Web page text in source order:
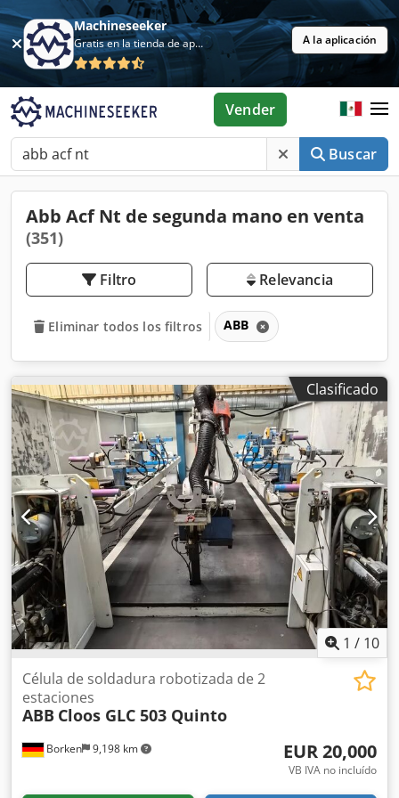
Machineseeker
Gratis en la tienda de aplicaciones A la aplicación
Buscar
Vender
Abb Acf Nt de segunda mano en venta
(351)
Filtro Relevancia
Eliminar todos los filtros ABB
Clasificado
1 / 10
Borken 9,198 km
Célula de soldadura robotizada de 2
estaciones
ABB Cloos GLC 503 Quinto
EUR 20,000
VB IVA no incluído